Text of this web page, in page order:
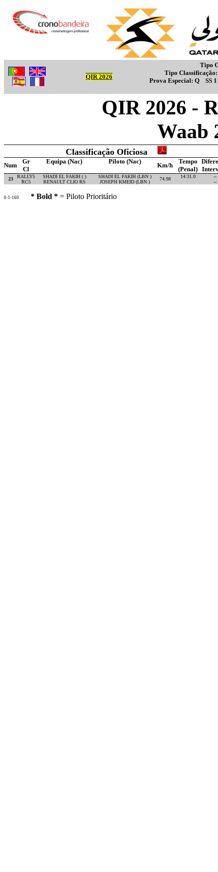
QIR 2026
Tipo
Tipo
Prova Especial: Q
SS 1
QIR 2026 -
Waab
Classificação Oficiosa
Num
Gr Equipa (Nac) Piloto (Nac)
Km/h
Tempo
Cl
(Penal)
23 RALLY5 SHADI EL FAKIH ( ) SHADI EL FAKIH (LBN ) 74.98 14:31.0
--
RC5
RENAULT CLIO RS JOSEPH KMEID (LBN ) --
0-1-160 * Bold * = Piloto Prioritário